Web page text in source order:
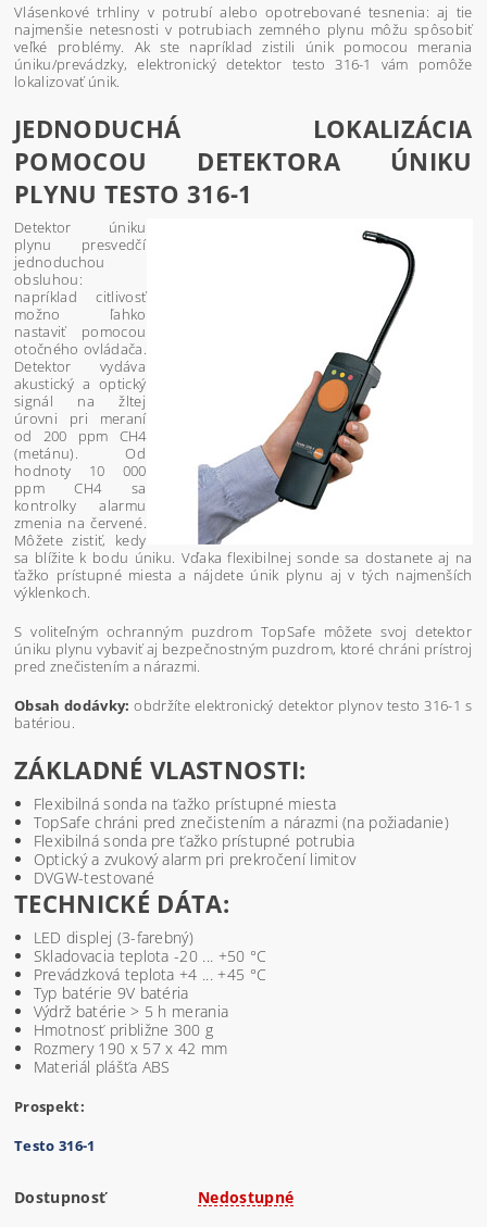
Vlásenkové trhliny v potrubí alebo opotrebované tesnenia: aj tie
najmenšie netesnosti v potrubiach zemného plynu môžu spôsobiť
veľké problémy. Ak ste napríklad zistili únik pomocou merania
úniku/prevádzky, elektronický detektor testo 316-1 vám pomôže
lokalizovať únik.
JEDNODUCHÁ LOKALIZÁCIA
POMOCOU DETEKTORA ÚNIKU
PLYNU TESTO 316-1
Detektor úniku
plynu presvedčí
jednoduchou
obsluhou:
napríklad citlivosť
možno ľahko
nastaviť pomocou
otočného ovládača.
Detektor vydáva
akustický a optický
signál na žltej
úrovni pri meraní
od 200 ppm CH4
(metánu). Od
hodnoty 10 000
ppm CH4 sa
kontrolky alarmu
zmenia na červené.
Môžete zistiť, kedy
sa blížite k bodu úniku. Vďaka flexibilnej sonde sa dostanete aj na
ťažko prístupné miesta a nájdete únik plynu aj v tých najmenších
výklenkoch.
S voliteľným ochranným puzdrom TopSafe môžete svoj detektor
úniku plynu vybaviť aj bezpečnostným puzdrom, ktoré chráni prístroj
pred znečistením a nárazmi.
Obsah dodávky: obdržíte elektronický detektor plynov testo 316-1 s
batériou.
ZÁKLADNÉ VLASTNOSTI:
Flexibilná sonda na ťažko prístupné miesta
TopSafe chráni pred znečistením a nárazmi (na požiadanie)
Flexibilná sonda pre ťažko prístupné potrubia
Optický a zvukový alarm pri prekročení limitov
DVGW-testované
TECHNICKÉ DÁTA:
LED displej (3-farebný)
Skladovacia teplota -20 ... +50 °C
Prevádzková teplota +4 ... +45 °C
Typ batérie 9V batéria
Výdrž batérie > 5 h merania
Hmotnosť približne 300 g
Rozmery 190 x 57 x 42 mm
Materiál plášťa ABS
Prospekt:
Testo 316-1
Dostupnosť Nedostupné